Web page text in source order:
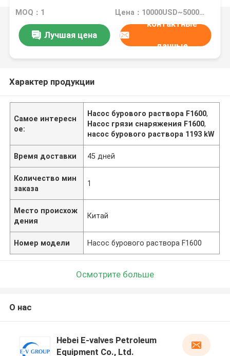
MOQ：1 Цена：10000USD~50000USD
Лучшая цена
контактные
данные
Характер продукции
Самое интересн
ое:
Насос бурового раствора F1600,
Насос грязи снаряжения F1600,
насос бурового раствора 1193 kW
Время доставки 45 дней
Количество мин
заказа
1
Место происхож
дения
Китай
Номер модели Насос бурового раствора F1600
Осмотрите больше
О нас
Hebei E-valves Petroleum
Equipment Co., Ltd.